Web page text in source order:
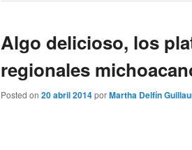
Algo delicioso, los
regionales
Posted on 20 abril 2014porMartha Delfín